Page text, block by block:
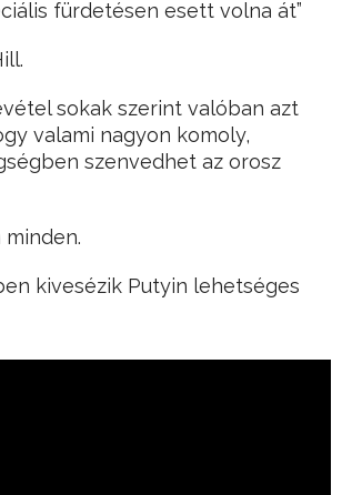
fürdetésen esett volna át”
sokak szerint valóban azt
valami nagyon komoly,
szenvedhet az orosz
minden.
kivesézik Putyin lehetséges